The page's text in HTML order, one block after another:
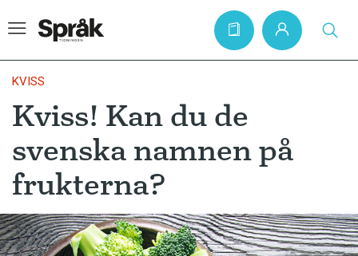
Hem
Artiklar
Krönikor
Språkfrågor
Skrivtips
KVISS
Kviss! Kan du de
svenska namnen på
frukterna?